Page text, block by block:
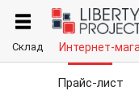
Склад Интернет-
Прайс-лист